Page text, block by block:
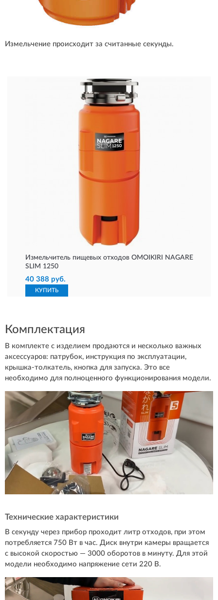
Измельчение происходит за считанные секунды.
Измельчитель пищевых отходов OMOIKIRI NAGARE
SLIM 1250
40 388 руб.
КУПИТЬ
Комплектация
В комплекте с изделием продаются и несколько важных
аксессуаров: патрубок, инструкция по эксплуатации,
крышка-толкатель, кнопка для запуска. Это все
необходимо для полноценного функционирования модели.
Технические характеристики
В секунду через прибор проходит литр отходов, при этом
потребляется 750 Вт в час. Диск внутри камеры вращается
с высокой скоростью — 3000 оборотов в минуту. Для этой
модели необходимо напряжение сети 220 В.